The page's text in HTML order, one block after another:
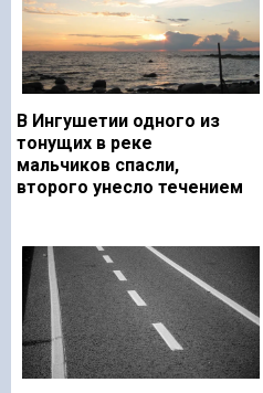
В Ингушетии одного из
тонущих в реке
мальчиков спасли,
второго унесло течением